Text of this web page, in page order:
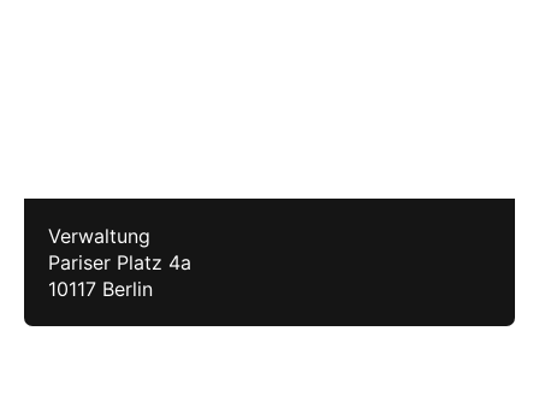
Verwaltung
Pariser Platz 4a
10117 Berlin